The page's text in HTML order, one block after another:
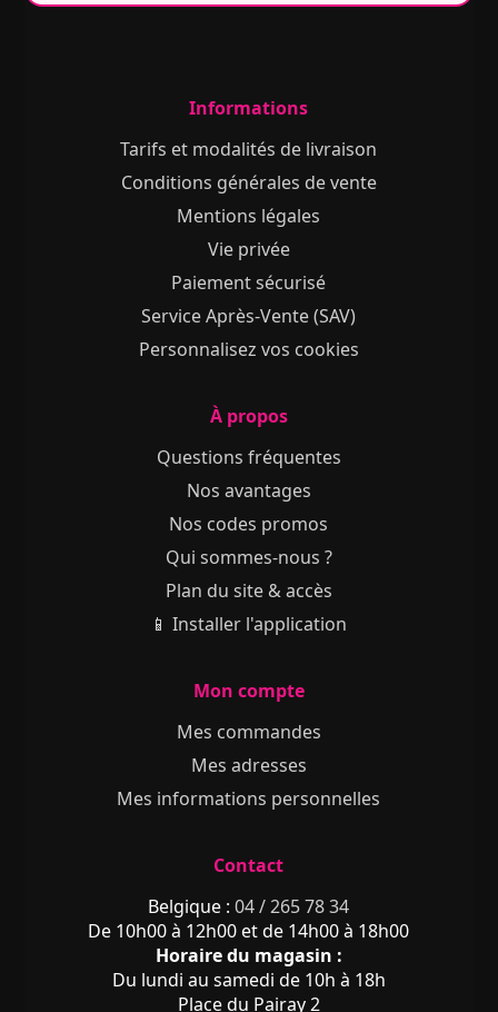
Informations
Tarifs et modalités de livraison
Conditions générales de vente
Mentions légales
Vie privée
Paiement sécurisé
Service Après-Vente (SAV)
Personnalisez vos cookies
À propos
Questions fréquentes
Nos avantages
Nos codes promos
Qui sommes-nous ?
Plan du site & accès
📱 Installer l'application
Mon compte
Mes commandes
Mes adresses
Mes informations personnelles
Contact
Belgique :04 / 265 78 34
De 10h00 à 12h00 et de 14h00 à 18h00
Horaire du magasin :
Du lundi au samedi de 10h à 18h
Place du Pairay 2